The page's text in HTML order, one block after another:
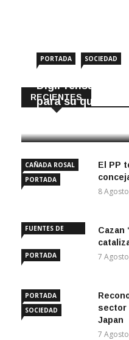
RECIENTES
PORTADA SOCIEDAD
DigiPrensa
para su quiosco
CAÑADA ROSAL
PORTADA
El PP
8
FUENTES DE
PORTADA
Cazan
7
PORTADA
SOCIEDAD
sector
Japan
7